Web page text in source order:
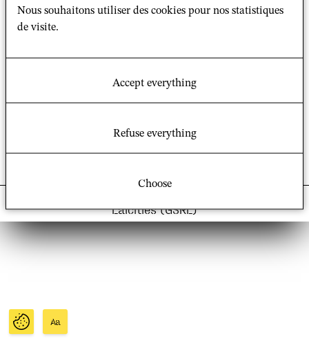
Nous souhaitons utiliser des cookies pour nos statistiques
de visite.
Accept everything
Refuse everything
Choose
Aa
Bâtiment Recherche Nord
Campus Condorcet
93322 Aubervilliers
Credits and legal notices
Downloads:
Laicities (GSRL)